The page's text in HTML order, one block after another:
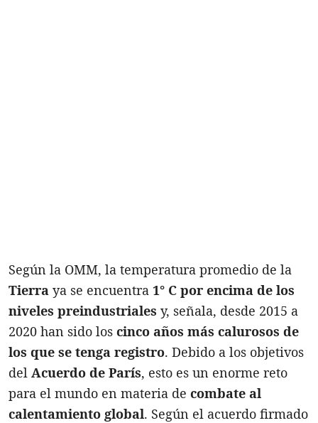
Según la OMM, la temperatura promedio de la
Tierra ya se encuentra 1° C por encima de los
niveles preindustriales y, señala, desde 2015 a
2020 han sido los cinco años más calurosos de
los que se tenga registro. Debido a los objetivos
del Acuerdo de París, esto es un enorme reto
para el mundo en materia de combate al
calentamiento global. Según el acuerdo firmado